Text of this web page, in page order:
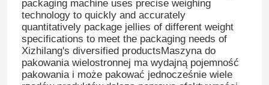
packaging machine uses precise weighing
technology to quickly and accurately
quantitatively package jellies of different weight
specifications to meet the packaging needs of
Xizhilang's diversified productsMaszyna do
pakowania wielostronnej ma wydajną pojemność
pakowania i może pakować jednocześnie wiele